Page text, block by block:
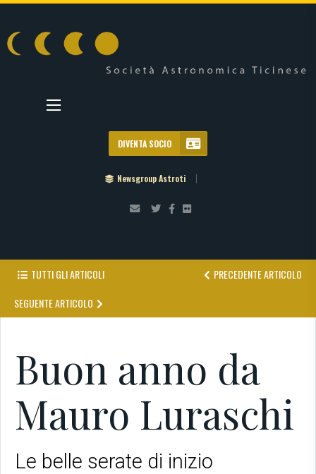
DIVENTA SOCIO
Newsgroup Astroti
TUTTI GLI ARTICOLI
PRECEDENTE ARTICOLO
SEGUENTE ARTICOLO
Buon anno da
Mauro Luraschi
Le belle serate di inizio